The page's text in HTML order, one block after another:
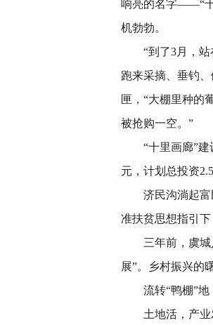
响亮的名字——“十
机勃勃。
“到了3月，站
跑来采摘、垂钓
匣，“大棚里种的
被抢购一空。”
“十里画廊”建设
元，计划总投资
济民沟淌起富民
准扶贫思想指引下
三年前，虞城人
展”。乡村振兴的
流转“鸭棚”地
土地活，产业